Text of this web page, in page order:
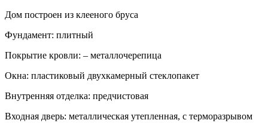
Дом построен из клееного бруса
Фундамент: плитный
Покрытие кровли: – металлочерепица
Окна: пластиковый двухкамерный стеклопакет
Внутренняя отделка: предчистовая
Входная дверь: металлическая утепленная, с терморазрывом